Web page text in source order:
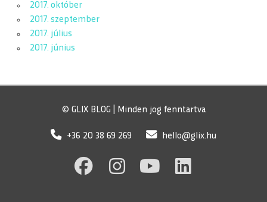
2017. október
2017. szeptember
2017. július
2017. június
© GLIX BLOG | Minden jog fenntartva
+36 20 38 69 269 hello@glix.hu